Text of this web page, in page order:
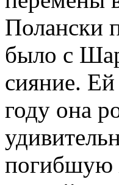
Полански
было с
сияние. Ей
году она
погибшую